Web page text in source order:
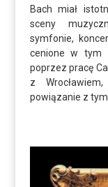
Bach miał
sceny
symfonie,
cenione w tym
poprzez pracę
z
powiązanie z